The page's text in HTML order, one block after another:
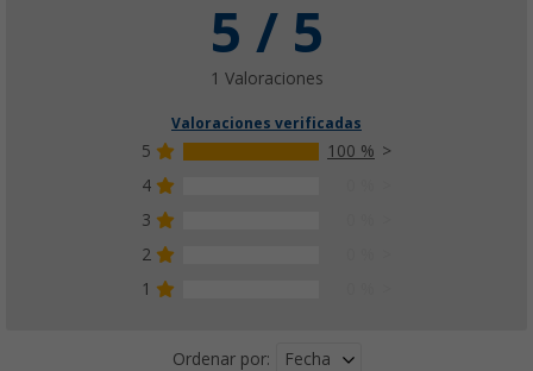
5 / 5
1 Valoraciones
Valoraciones verificadas
5
100 %
4
3
2
1
Ordenar por: Fecha